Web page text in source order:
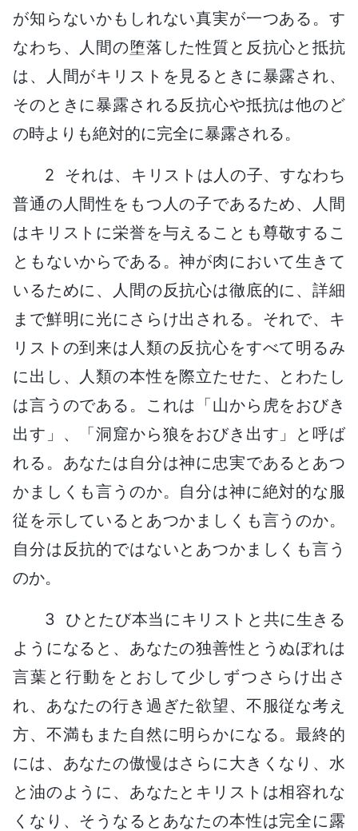
が知らないかもしれない真実が一つある。す
なわち、人間の堕落した性質と反抗心と抵抗
は、人間がキリストを見るときに暴露され、
そのときに暴露される反抗心や抵抗は他のど
の時よりも絶対的に完全に暴露される。
2 それは、キリストは人の子、すなわち
普通の人間性をもつ人の子であるため、人間
はキリストに栄誉を与えることも尊敬するこ
ともないからである。神が肉において生きて
いるために、人間の反抗心は徹底的に、詳細
まで鮮明に光にさらけ出される。それで、キ
リストの到来は人類の反抗心をすべて明るみ
に出し、人類の本性を際立たせた、とわたし
は言うのである。これは「山から虎をおびき
出す」、「洞窟から狼をおびき出す」と呼ば
れる。あなたは自分は神に忠実であるとあつ
かましくも言うのか。自分は神に絶対的な服
従を示しているとあつかましくも言うのか。
自分は反抗的ではないとあつかましくも言う
のか。
3 ひとたび本当にキリストと共に生きる
ようになると、あなたの独善性とうぬぼれは
言葉と行動をとおして少しずつさらけ出さ
れ、あなたの行き過ぎた欲望、不服従な考え
方、不満もまた自然に明らかになる。最終的
には、あなたの傲慢はさらに大きくなり、水
と油のように、あなたとキリストは相容れな
くなり、そうなるとあなたの本性は完全に露